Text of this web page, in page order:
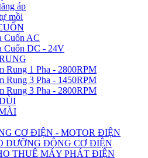
áp
mồi
Cuốn AC
Cuốn DC - 24V
Rung 1 Pha - 2800RPM
Rung 3 Pha - 1450RPM
Rung 3 Pha - 2800RPM
CƠ ĐIỆN - MOTOR ĐIỆN
DƯỠNG ĐỘNG CƠ ĐIỆN
THUÊ MÁY PHÁT ĐIỆN